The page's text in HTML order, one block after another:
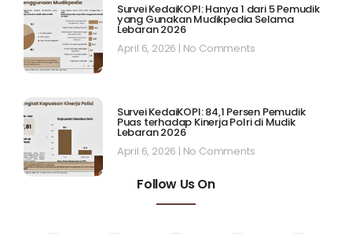
Survei KedaiKOPI: Hanya 1 dari 5 Pemudik
yang Gunakan Mudikpedia Selama
Lebaran 2026
April 6, 2026 No Comments
Survei KedaiKOPI: 84,1 Persen Pemudik
Puas terhadap Kinerja Polri di Mudik
Lebaran 2026
April 6, 2026 No Comments
Follow Us On